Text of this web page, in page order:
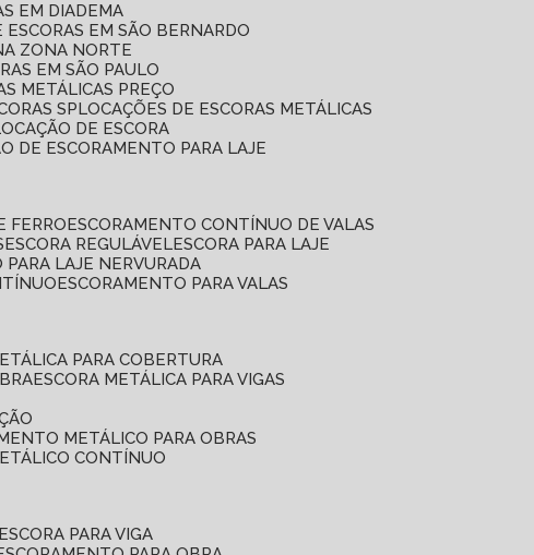
EM DIADEMA
ESCORAS EM SÃO BERNARDO
ZONA NORTE
EM SÃO PAULO
METÁLICAS PREÇO
SP LOCAÇÕES DE ESCORAS METÁLICAS
DE ESCORA
DE ESCORAMENTO PARA LAJE
FERRO
ESCORAMENTO CONTÍNUO DE VALAS
ESCORA REGULÁVEL ESCORA PARA LAJE
PARA LAJE NERVURADA
ESCORAMENTO PARA VALAS
PARA COBERTURA
ESCORA METÁLICA PARA VIGAS
METÁLICO PARA OBRAS
CONTÍNUO
PARA VIGA